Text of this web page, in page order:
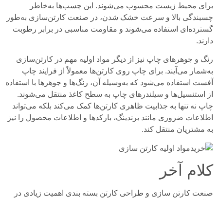
برای محیط زیست محسوب می‌شوند. این چسب‌ها به‌خاطر
چسبندگی بالا و سرعت خشک شدن، در صنعت کارتن‌سازی به‌طور
گسترده‌ای استفاده می‌شوند و مقاومت مناسبی در برابر رطوبت
دارند.
رنگ و جوهرهای چاپ نیز از دیگر مواد اولیه مهم در کارتن‌سازی
به‌شمار می‌آیند. برای چاپ روی کارتن‌ها معمولاً از فرایند چاپ
آفست استفاده می‌شود که به‌وسیله آن، رنگ‌ها و جوهرها با استفاده
از استنسیل‌ها و سیلندرهای چاپ به سطح کاغذ منتقل می‌شوند.
چاپ نه تنها به جذابیت ظاهری کارتن‌ها کمک می‌کند بلکه می‌تواند
اطلاعات ضروری مانند برندینگ، بارکدها و اطلاعات محصول را نیز
به مشتریان منتقل کند.
کلام آخر
صنعت کارتن سازی و طراحی کارتن بسته بندی اهمیت زیادی در